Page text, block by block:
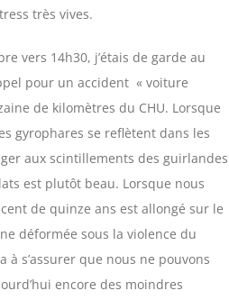
très vives.
vers 14h30, j’étais de garde au
pour un accident « voiture
de kilomètres du CHU. Lorsque
gyrophares se reflètent dans les
aux scintillements des guirlandes
est plutôt beau. Lorsque nous
de quinze ans est allongé sur le
déformée sous la violence du
à s’assurer que nous ne pouvons
encore des moindres